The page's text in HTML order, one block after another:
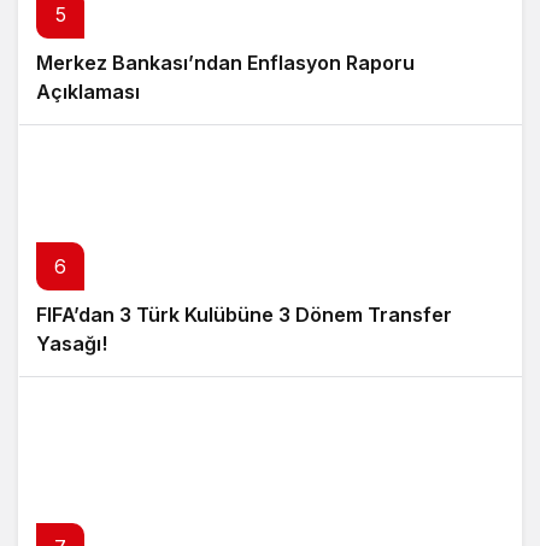
5
Merkez Bankası’ndan Enflasyon Raporu
Açıklaması
6
FIFA’dan 3 Türk Kulübüne 3 Dönem Transfer
Yasağı!